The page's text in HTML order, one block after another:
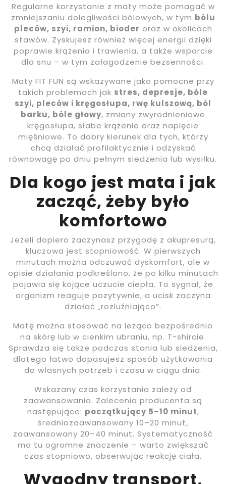
Regularne korzystanie z maty może pomagać w
zmniejszaniu dolegliwości bólowych, w tym bólu
pleców, szyi, ramion, bioder oraz w okolicach
stawów. Zyskujesz również więcej energii dzięki
poprawie krążenia i trawienia, a także wsparcie
dla snu – w tym załagodzenie bezsenności.
Maty FIT FUN są wskazywane jako pomocne przy
takich problemach jak stres, depresje, bóle
szyi, pleców i kręgosłupa, rwę kulszową, ból
barku, bóle głowy, zmiany zwyrodnieniowe
kręgosłupa, słabe krążenie oraz napięcie
mięśniowe. To dobry kierunek dla tych, którzy
chcą działać profilaktycznie i odzyskać
równowagę po dniu pełnym siedzenia lub wysiłku.
Dla kogo jest mata i jak
zacząć, żeby było
komfortowo
Jeżeli dopiero zaczynasz przygodę z akupresurą,
kluczowa jest stopniowość. W pierwszych
minutach można odczuwać dyskomfort, ale w
opisie działania podkreślono, że po kilku minutach
pojawia się kojące uczucie ciepła. To sygnał, że
organizm reaguje pozytywnie, a ucisk zaczyna
działać „rozluźniająco”.
Matę można stosować na leżąco bezpośrednio
na skórę lub w cienkim ubraniu, np. T-shircie.
Sprawdza się także podczas stania lub siedzenia,
dlatego łatwo dopasujesz sposób użytkowania
do własnych potrzeb i czasu w ciągu dnia.
Wskazany czas korzystania zależy od
zaawansowania. Zalecenia producenta są
następujące: początkujący 5–10 minut,
średniozaawansowany 10–20 minut,
zaawansowany 20–40 minut. Systematyczność
ma tu ogromne znaczenie – warto zwiększać
czas stopniowo, obserwując reakcję ciała.
Wygodny transport,